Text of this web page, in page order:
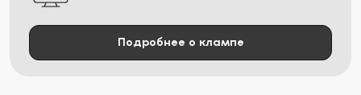
Подробнее о клампе